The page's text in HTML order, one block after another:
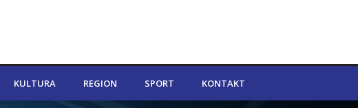
KULTURA REGION SPORT KONTAKT